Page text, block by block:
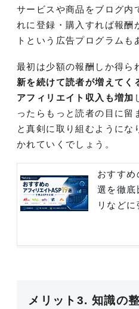
サービスや商品をブログ内
れに登録・購入すれば報酬
トという広告プログラムも
最初は少額の報酬しか得ら
新を続けて読者が増えてく
アフィリエイト収入も増加
ったらもっと読者の目に留
と真剣に取り組むようにな
かれていくでしょう。
おすす
選を徹底
リなどに
メリット3. 知識の